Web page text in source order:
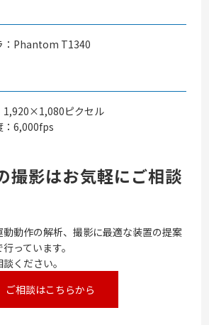
：Phantom T1340
1,920×1,080ピクセル
撮影はお気軽にご相談
動動作の解析、撮影に最適な装置の提案
っています。
ください。
ご相談はこちらから